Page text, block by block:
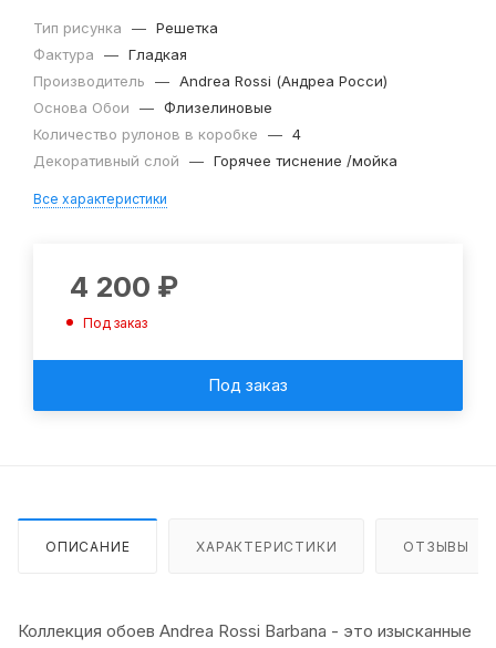
Тип рисунка — Решетка
Фактура
— Гладкая
Производитель
— Andrea Rossi (Андреа Росси)
Основа Обои
— Флизелиновые
Количество рулонов в коробке
— 4
Декоративный слой
— Горячее тиснение /мойка
Все характеристики
4 200 ₽
Под заказ
Под заказ
ОПИСАНИЕ ХАРАКТЕРИСТИКИ ОТЗЫВЫ
Коллекция обоев Andrea Rossi Barbana - это изысканные